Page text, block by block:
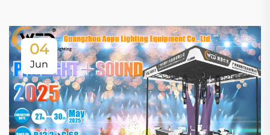
04
Jun